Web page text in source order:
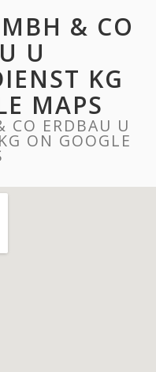
& CO
U
KG
MAPS
CO ERDBAU U
ON GOOGLE